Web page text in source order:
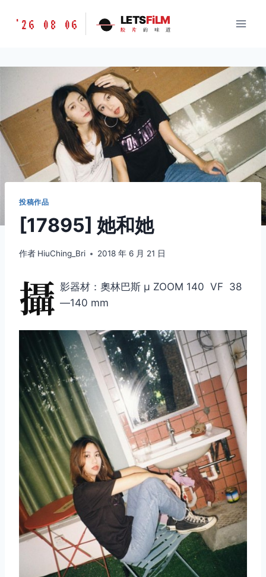
胶
味
LETSFILM
'26 08 06 LETSFiLM
胶 片 的 味 道
投稿作品
[17895] 她和她
作者 HiuChing_Bri 2018 年 6 月 21 日
攝 影器材：奧林巴斯 μ ZOOM 140 VF 38
—140 mm